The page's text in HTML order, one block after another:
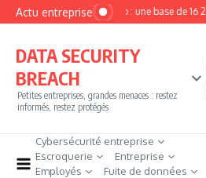
Aller au contenu
Actu entrepriseMyPhoto : une base de 16
DATA SECURITY
BREACH
Petites entreprises, grandes menaces : restez
informés, restez protégés
Cybersécurité entreprise
Escroquerie
Entreprise
Employés
Fuite de données